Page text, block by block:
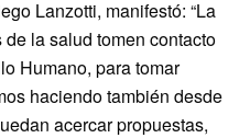
Lanzotti, manifestó: “La
la salud tomen contacto
Humano, para tomar
haciendo también desde
acercar propuestas,